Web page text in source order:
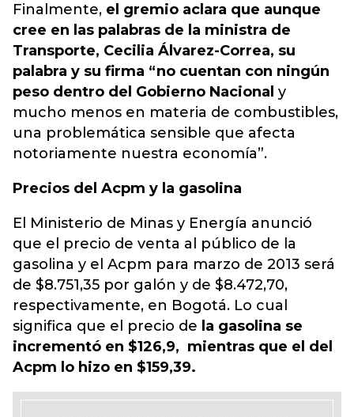
Finalmente, el gremio aclara que aunque
cree en las palabras de la ministra de
Transporte, Cecilia Álvarez-Correa, su
palabra y su firma “no cuentan con ningún
peso dentro del Gobierno Nacional y
mucho menos en materia de combustibles,
una problemática sensible que afecta
notoriamente nuestra economía”.
Precios del Acpm y la gasolina
El Ministerio de Minas y Energía anunció
que el precio de venta al público de la
gasolina y el Acpm para marzo de 2013 será
de $8.751,35 por galón y de $8.472,70,
respectivamente, en Bogotá. Lo cual
significa que el precio de la gasolina se
incrementó en $126,9, mientras que el del
Acpm lo hizo en $159,39.